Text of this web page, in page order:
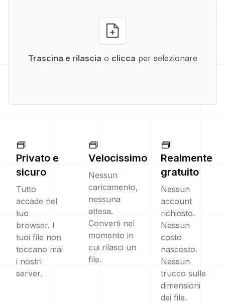
Trascina e rilascia o clicca per selezionare
Privato e
sicuro
Tutto
accade nel
tuo
browser. I
tuoi file non
toccano mai
i nostri
server.
Velocissimo
Nessun
caricamento,
nessuna
attesa.
Converti nel
momento in
cui rilasci un
file.
Realmente
gratuito
Nessun
account
richiesto.
Nessun
costo
nascosto.
Nessun
trucco sulle
dimensioni
dei file.